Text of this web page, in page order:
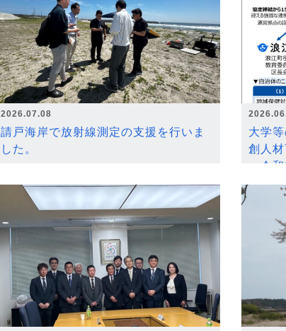
2026.07.08
請戸海岸で放射線測定の支援を行いま
した。
大学
創人
～令